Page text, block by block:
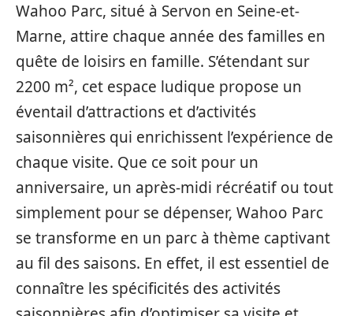
Wahoo Parc, situé à Servon en Seine-et-
Marne, attire chaque année des familles en
quête de loisirs en famille. S’étendant sur
2200 m², cet espace ludique propose un
éventail d’attractions et d’activités
saisonnières qui enrichissent l’expérience de
chaque visite. Que ce soit pour un
anniversaire, un après-midi récréatif ou tout
simplement pour se dépenser, Wahoo Parc
se transforme en un parc à thème captivant
au fil des saisons. En effet, il est essentiel de
connaître les spécificités des activités